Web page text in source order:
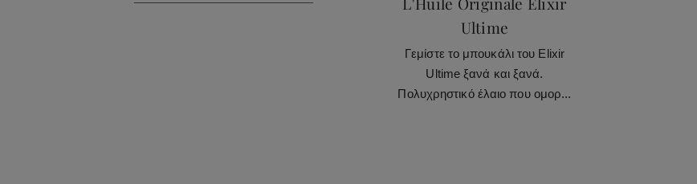
Ultime
Γεμίστε το μπουκάλι του Elixir
Ultime ξανά και ξανά.
Πολυχρηστικό έλαιο που ομορ...